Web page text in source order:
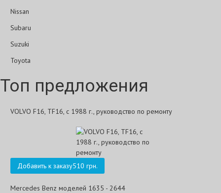
Nissan
Subaru
Suzuki
Toyota
Топ предложения
VOLVO F16, TF16, с 1988 г., руководство по ремонту
Добавить к заказу510 грн.
Mercedes Benz моделей 1635 - 2644